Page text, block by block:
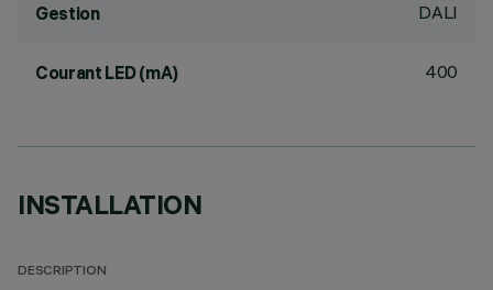
Gestion DALI
Courant LED (mA) 400
INSTALLATION
DESCRIPTION